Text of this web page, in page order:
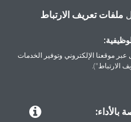
ملفات تعريف الارتباط
عبر موقعنا الإلكتروني وتوفير الخدمات
الارتباط").
بالأداء: